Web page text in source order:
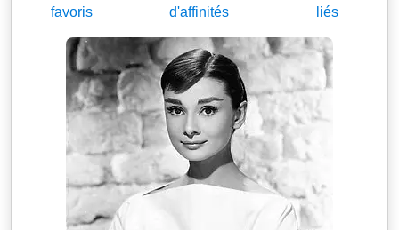
favoris
d'affinités
liés